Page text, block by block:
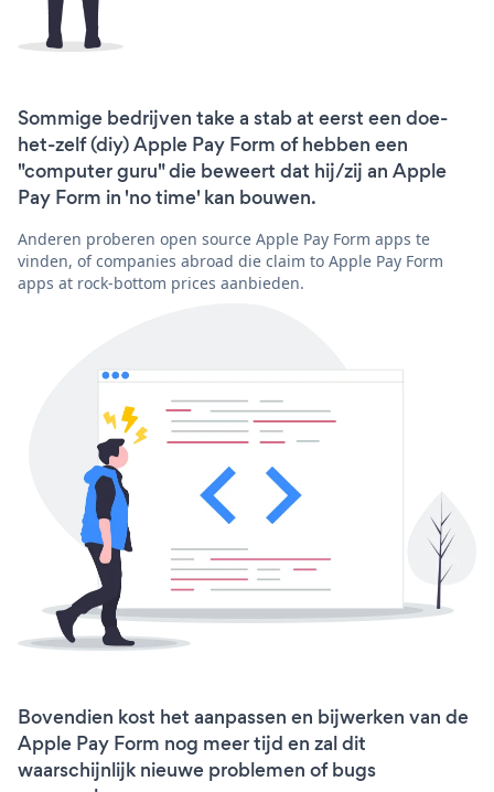
Sommige bedrijven take a stab at eerst een doe-
het-zelf (diy) Apple Pay Form of hebben een
"computer guru" die beweert dat hij/zij an Apple
Pay Form in 'no time' kan bouwen.
Anderen proberen open source Apple Pay Form apps te
vinden, of companies abroad die claim to Apple Pay Form
apps at rock-bottom prices aanbieden.
Bovendien kost het aanpassen en bijwerken van de
Apple Pay Form nog meer tijd en zal dit
waarschijnlijk nieuwe problemen of bugs